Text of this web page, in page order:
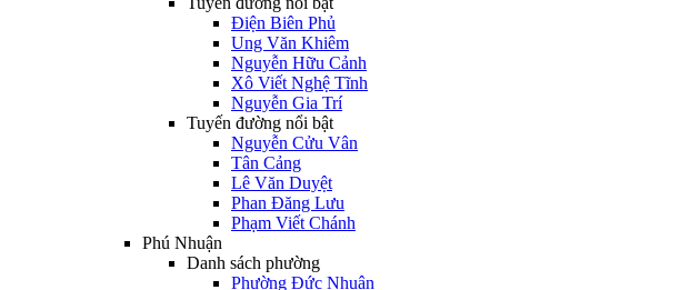
Điện Biên Phủ
Ung Văn Khiêm
Nguyễn Hữu Cảnh
Xô Viết Nghệ Tĩnh
Nguyễn Gia Trí
Tuyến đường nổi bật
Nguyễn Cửu Vân
Tân Cảng
Lê Văn Duyệt
Phan Đăng Lưu
Phạm Viết Chánh
Phú Nhuận
Danh sách phường
Phường Đức Nhuận